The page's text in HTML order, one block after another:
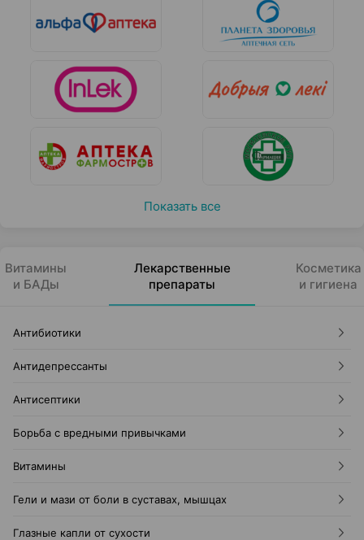
Показать все
Витамины
и БАДы
Лекарственные
препараты
Косметика
и гигиена
Антибиотики
Антидепрессанты
Антисептики
Борьба с вредными привычками
Витамины
Гели и мази от боли в суставах, мышцах
Глазные капли от сухости